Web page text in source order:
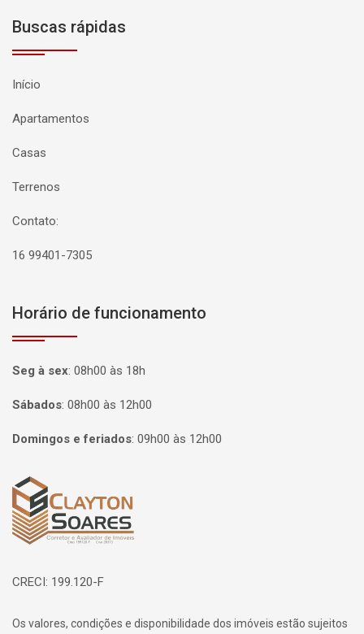
Buscas rápidas
Início
Apartamentos
Casas
Terrenos
Contato:
16 99401-7305
Horário de funcionamento
Seg à sex: 08h00 às 18h
Sábados: 08h00 às 12h00
Domingos e feriados: 09h00 às 12h00
Página inicial
CRECI: 199.120-F
Os valores, condições e disponibilidade dos imóveis estão sujeitos